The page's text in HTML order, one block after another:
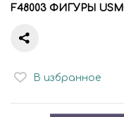
F48003 ФИГУРЫ
В избранное